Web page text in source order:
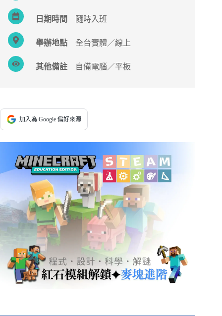
日期時間 隨時入班
舉辦地點 全台實體／線上
其他備註 自備電腦／平板
加入為 Google 偏好來源